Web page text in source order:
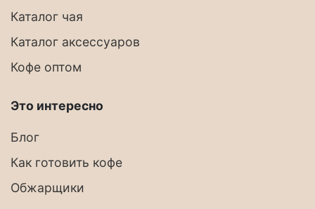
Каталог чая
Каталог аксессуаров
Кофе оптом
Это интересно
Блог
Как готовить кофе
Обжарщики